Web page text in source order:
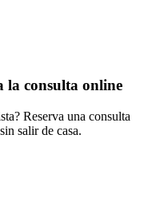
la consulta online
Reserva una consulta
salir de casa.